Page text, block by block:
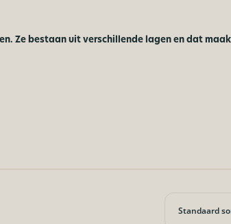
Ze bestaan uit verschillende lagen en dat